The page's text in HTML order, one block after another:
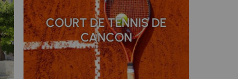
COURT DE TENNIS DE
CANCON